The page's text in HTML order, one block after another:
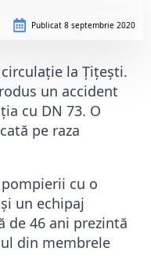
Publicat 8 septembrie 2020
la Țițești.
un accident
cu DN 73. O
pe raza
cu o
un echipaj
de 46 ani prezintă
din membrele